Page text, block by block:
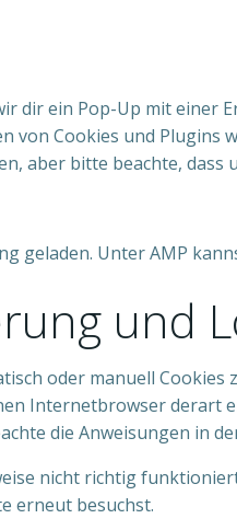
dir ein Pop-Up mit einer
Cookies und Plugins
aber bitte beachte,
geladen. Unter AMP
und
oder manuell
Internetbrowser
die Anweisungen in
nicht richtig
erneut besuchst.